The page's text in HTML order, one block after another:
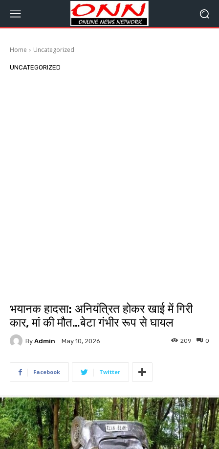
Home Uncategorized
UNCATEGORIZED
भयानक हादसा: अनियंत्रित होकर खाई में गिरी
कार, मां की मौत…बेटा गंभीर रूप से घायल
By Admin May 10, 2026 0
209
Facebook Twitter